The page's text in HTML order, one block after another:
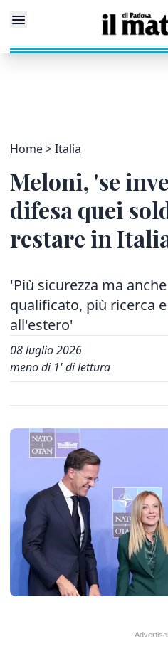
Home Italia
Meloni, 'se
difesa quei
restare in
'Più sicurezza ma
qualificato, più ricerca
all'estero'
08 luglio 2026
meno di 1' di lettura